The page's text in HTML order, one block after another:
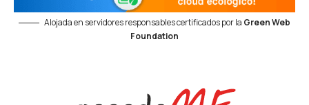
Alojada en servidores responsables certificados por la Green Web
Foundation